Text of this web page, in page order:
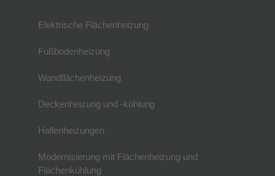
Elektrische Flächenheizung
Fußbodenheizung
Wandflächenheizung
Deckenheizung und -kühlung
Hallenheizungen
Modernisierung mit Flächenheizung und
Flächenkühlung